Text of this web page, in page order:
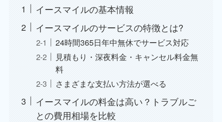
イースマイルの基本情報
イースマイルのサービスの特徴とは?
24時間365日年中無休でサービス対応
見積もり・深夜料金・キャンセル料金無
料
さまざまな支払い方法が選べる
イースマイルの料金は高い？トラブルご
との費用相場を比較